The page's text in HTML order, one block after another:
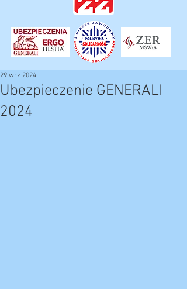
Ubezpieczenie GENERALI
2024
29 wrz 2024